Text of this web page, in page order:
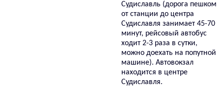
Судиславль (дорога пешком
от станции до центра
Судиславля занимает 45-70
минут, рейсовый автобус
ходит 2-3 раза в сутки,
можно доехать на попутной
машине). Автовокзал
находится в центре
Судиславля.